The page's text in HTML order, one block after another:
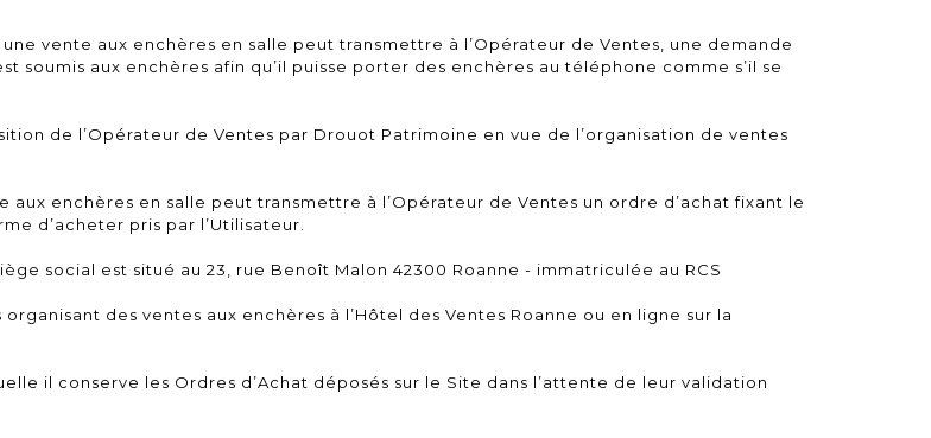
vente aux enchères en salle peut transmettre à l’Opérateur de Ventes, une demande
soumis aux enchères afin qu’il puisse porter des enchères au téléphone comme s’il se
de l’Opérateur de Ventes par Drouot Patrimoine en vue de l’organisation de ventes
aux enchères en salle peut transmettre à l’Opérateur de Ventes un ordre d’achat fixant le
d’acheter pris par l’Utilisateur.
social est situé au 23, rue Benoît Malon 42300 Roanne - immatriculée au RCS
des ventes aux enchères à l’Hôtel des Ventes Roanne ou en ligne sur la
il conserve les Ordres d’Achat déposés sur le Site dans l’attente de leur validation